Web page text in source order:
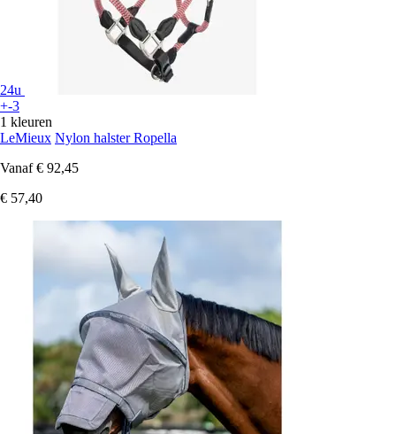
24u
+-3
1 kleuren
LeMieux Nylon halster Ropella
Vanaf € 92,45
€ 57,40